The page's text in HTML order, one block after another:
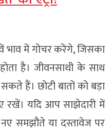
भाव में गोचर करेंगे, जिसका
है। जीवनसाथी के साथ
हैं। छोटी बातों को बड़ा
यदि आप साझेदारी में
समझौते या दस्तावेज पर